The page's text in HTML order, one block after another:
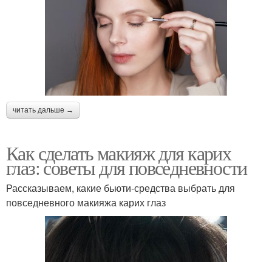
читать дальше →
Как сделать макияж для карих
глаз: советы для повседневности
Рассказываем, какие бьюти-средства выбрать для
повседневного макияжа карих глаз